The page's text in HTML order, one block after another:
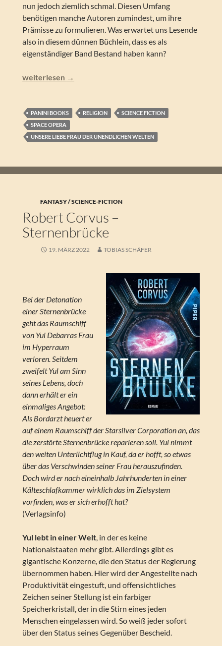
nun jedoch ziemlich schmal. Diesen Umfang
benötigen manche Autoren zumindest, um ihre
Prämisse zu formulieren. Was erwartet uns Lesende
also in diesem dünnen Büchlein, dass es als
eigenständiger Band Bestand haben kann?
Lina Rather – Schwestern des ewigen Schwarz
weiterlesen →
PANINI BOOKS RELIGION
SCIENCE FICTION
SPACE OPERA
UNSERE LIEBE FRAU DER UNENDLICHEN WELTEN
FANTASY / SCIENCE-FICTION
Robert Corvus –
Sternenbrücke
19. MÄRZ 2022 TOBIAS SCHÄFER
Bei der Detonation
einer Sternenbrücke
geht das Raumschiff
von Yul Debarras Frau
im Hyperraum
verloren. Seitdem
zweifelt Yul am Sinn
seines Lebens, doch
dann erhält er ein
einmaliges Angebot:
Als Bordarzt heuert er
auf einem Raumschiff der Starsilver Corporation an, das
die zerstörte Sternenbrücke reparieren soll. Yul nimmt
den weiten Unterlichtflug in Kauf, da er hofft, so etwas
über das Verschwinden seiner Frau herauszufinden.
Doch wird er nach eineinhalb Jahrhunderten in einer
Kälteschlafkammer wirklich das im Zielsystem
vorfinden, was er sich erhofft hat?
(Verlagsinfo)
Yul lebt in einer Welt, in der es keine
Nationalstaaten mehr gibt. Allerdings gibt es
gigantische Konzerne, die den Status der Regierung
übernommen haben. Hier wird der Angestellte nach
Produktivität eingestuft, und offensichtliches
Zeichen seiner Stellung ist ein farbiger
Speicherkristall, der in die Stirn eines jeden
Menschen eingelassen wird. So weiß jeder sofort
über den Status seines Gegenüber Bescheid.